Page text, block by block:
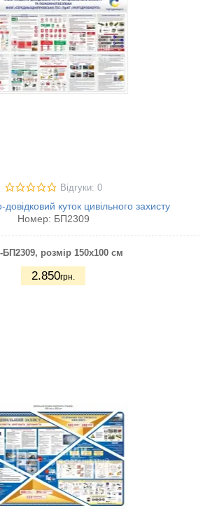
Відгуки: 0
куток цивільного захисту
Номер: БП2309
БП2309, розмір 150х100 см
2.850грн.